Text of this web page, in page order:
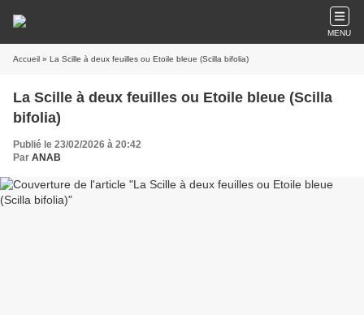
MENU
Accueil » La Scille à deux feuilles ou Etoile bleue (Scilla bifolia)
La Scille à deux feuilles ou Etoile bleue (Scilla
bifolia)
Publié le 23/02/2026 à 20:42
Par ANAB